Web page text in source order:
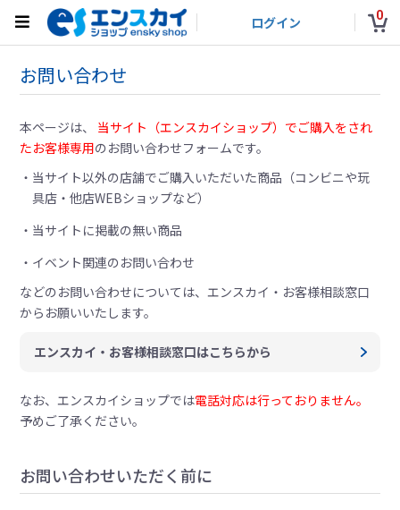
ログイン 0
お問い合わせ
本ページは、 当サイト（エンスカイショップ）でご購入をされ
たお客様専用のお問い合わせフォームです。
当サイト以外の店舗でご購入いただいた商品（コンビニや玩
具店・他店WEBショップなど）
当サイトに掲載の無い商品
イベント関連のお問い合わせ
などのお問い合わせについては、エンスカイ・お客様相談窓口
からお願いいたします。
エンスカイ・お客様相談窓口はこちらから
なお、エンスカイショップでは電話対応は行っておりません。
予めご了承ください。
お問い合わせいただく前に